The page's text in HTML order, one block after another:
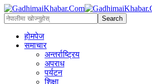
होमपेज
समाचार
अन्तर्राष्ट्रिय
अपराध
पर्यटन
शिक्षा